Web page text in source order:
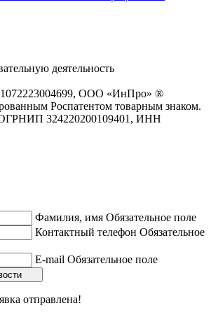
деятельность
ООО «ИнПро» ®
Роспатентом товарным знаком.
324220200109401, ИНН
Фамилия, имя Обязательное поле
Контактный телефон Обязательное
E-mail Обязательное поле